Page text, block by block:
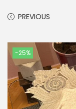
PREVIOUS
-25%